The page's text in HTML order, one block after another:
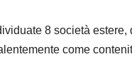
8 società
come